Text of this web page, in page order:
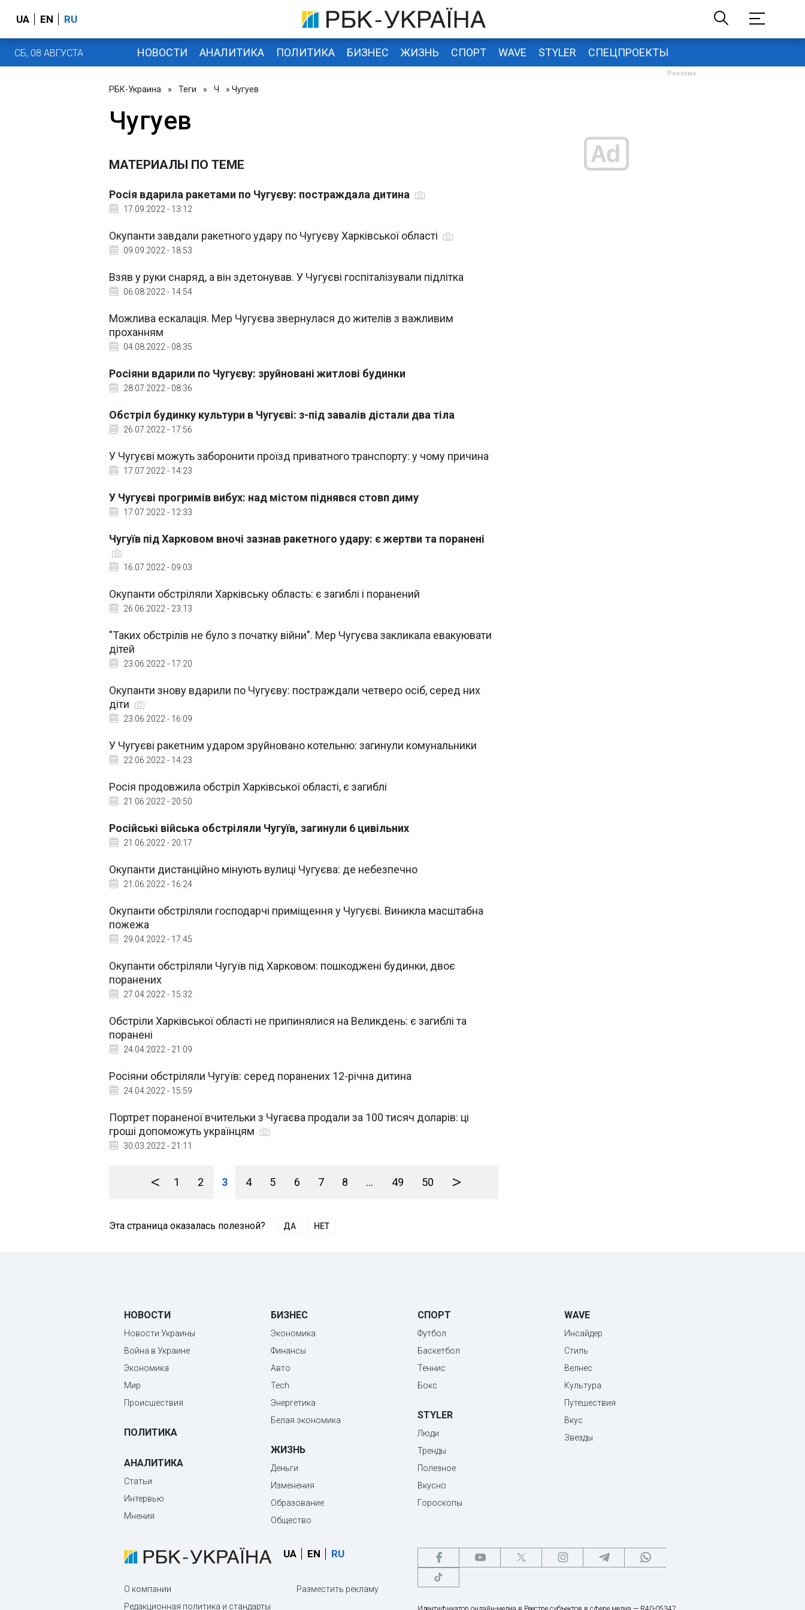
UA EN RU
СБ, 08 АВГУСТА НОВОСТИ АНАЛИТИКА ПОЛИТИКА БИЗНЕС ЖИЗНЬ СПОРТ WAVE STYLER СПЕЦПРОЕКТЫ
РБК-Украина » Теги » Ч » Чугуев
Чугуев
МАТЕРИАЛЫ ПО ТЕМЕ
Росія вдарила ракетами по Чугуєву: постраждала дитина
17.09.2022 - 13:12
Окупанти завдали ракетного удару по Чугуєву Харківської області
09.09.2022 - 18:53
Взяв у руки снаряд, а він здетонував. У Чугуєві госпіталізували підлітка
06.08.2022 - 14:54
Можлива ескалація. Мер Чугуєва звернулася до жителів з важливим
проханням
04.08.2022 - 08:35
Росіяни вдарили по Чугуєву: зруйновані житлові будинки
28.07.2022 - 08:36
Обстріл будинку культури в Чугуєві: з-під завалів дістали два тіла
26.07.2022 - 17:56
У Чугуєві можуть заборонити проїзд приватного транспорту: у чому причина
17.07.2022 - 14:23
У Чугуєві прогримів вибух: над містом піднявся стовп диму
17.07.2022 - 12:33
Чугуїв під Харковом вночі зазнав ракетного удару: є жертви та поранені
16.07.2022 - 09:03
Окупанти обстріляли Харківську область: є загиблі і поранений
26.06.2022 - 23:13
"Таких обстрілів не було з початку війни". Мер Чугуєва закликала евакуювати
дітей
23.06.2022 - 17:20
Окупанти знову вдарили по Чугуєву: постраждали четверо осіб, серед них
діти
23.06.2022 - 16:09
У Чугуєві ракетним ударом зруйновано котельню: загинули комунальники
22.06.2022 - 14:23
Росія продовжила обстріл Харківської області, є загиблі
21.06.2022 - 20:50
Російські війська обстріляли Чугуїв, загинули 6 цивільних
21.06.2022 - 20:17
Окупанти дистанційно мінують вулиці Чугуєва: де небезпечно
21.06.2022 - 16:24
Окупанти обстріляли господарчі приміщення у Чугуєві. Виникла масштабна
пожежа
29.04.2022 - 17:45
Окупанти обстріляли Чугуїв під Харковом: пошкоджені будинки, двоє
поранених
27.04.2022 - 15:32
Обстріли Харківської області не припинялися на Великдень: є загиблі та
поранені
24.04.2022 - 21:09
Росіяни обстріляли Чугуїв: серед поранених 12-річна дитина
24.04.2022 - 15:59
Портрет пораненої вчительки з Чугаєва продали за 100 тисяч доларів: ці
гроші допоможуть українцям
30.03.2022 - 21:11
< 1 2 3 4 5 6 7 8 ... 49 50 >
Эта страница оказалась полезной? ДА НЕТ
НОВОСТИ
Новости Украины
Война в Украине
Экономика
Мир
Происшествия
ПОЛИТИКА
АНАЛИТИКА
Статьи
Интервью
Мнения
БИЗНЕС
Экономика
Финансы
Авто
Tech
Энергетика
Белая экономика
ЖИЗНЬ
Деньги
Изменения
Образование
Общество
СПОРТ
Футбол
Баскетбол
Теннис
Бокс
STYLER
Люди
Тренды
Полезное
Вкусно
Гороскопы
WAVE
Инсайдер
Стиль
Велнес
Культура
Путешествия
Вкус
Звезды
UA EN RU
О компании
Редакционная политика и стандарты
Разместить рекламу